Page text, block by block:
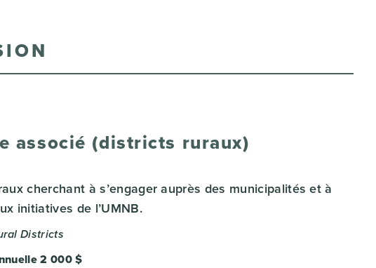
associé (districts ruraux)
cherchant à s’engager auprès des municipalités et à
initiatives de l’UMNB.
Districts
2 000 $